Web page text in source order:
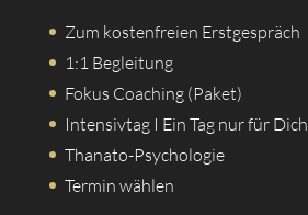
Zum kostenfreien Erstgespräch
1:1 Begleitung
Fokus Coaching (Paket)
Intensivtag I Ein Tag nur für Dich
Thanato-Psychologie
Termin wählen